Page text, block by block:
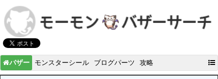
バザー モンスターシール ブログパーツ 攻略